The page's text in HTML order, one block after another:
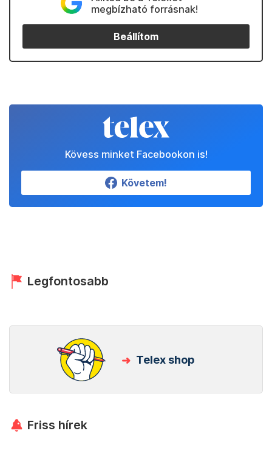
megbízható forrásnak!
Beállítom
Kövess minket Facebookon is!
Követem!
Legfontosabb
Telex shop
Friss hírek